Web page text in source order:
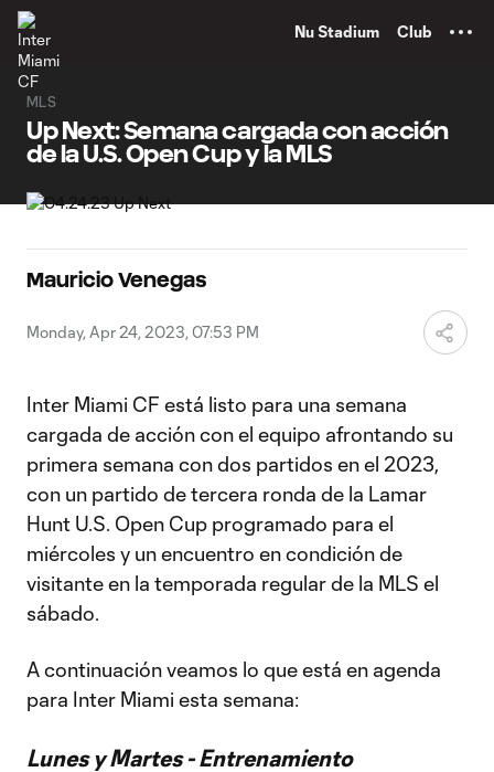
Nu Stadium Club
MLS
Up Next: Semana cargada con acción
de la U.S. Open Cup y la MLS
Mauricio Venegas
Monday, Apr 24, 2023, 07:53 PM
Inter Miami CF está listo para una semana
cargada de acción con el equipo afrontando su
primera semana con dos partidos en el 2023,
con un partido de tercera ronda de la Lamar
Hunt U.S. Open Cup programado para el
miércoles y un encuentro en condición de
visitante en la temporada regular de la MLS el
sábado.
A continuación veamos lo que está en agenda
para Inter Miami esta semana:
Lunes y Martes - Entrenamiento